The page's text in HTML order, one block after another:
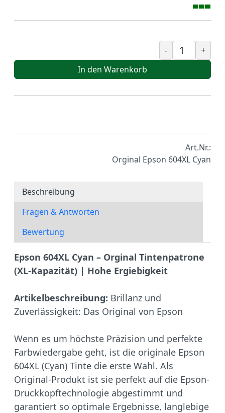
-
+
In den Warenkorb
Art.Nr.:
Orginal Epson 604XL Cyan
Beschreibung
Fragen & Antworten
Bewertung
Epson 604XL Cyan – Orginal Tintenpatrone
(XL-Kapazität) | Hohe Ergiebigkeit
Artikelbeschreibung: Brillanz und
Zuverlässigkeit: Das Original von Epson
Wenn es um höchste Präzision und perfekte
Farbwiedergabe geht, ist die originale Epson
604XL (Cyan) Tinte die erste Wahl. Als
Original-Produkt ist sie perfekt auf die Epson-
Druckkopftechnologie abgestimmt und
garantiert so optimale Ergebnisse, langlebige